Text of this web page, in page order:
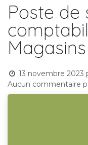
Poste de
13 novembre 2023
Aucun commentaire